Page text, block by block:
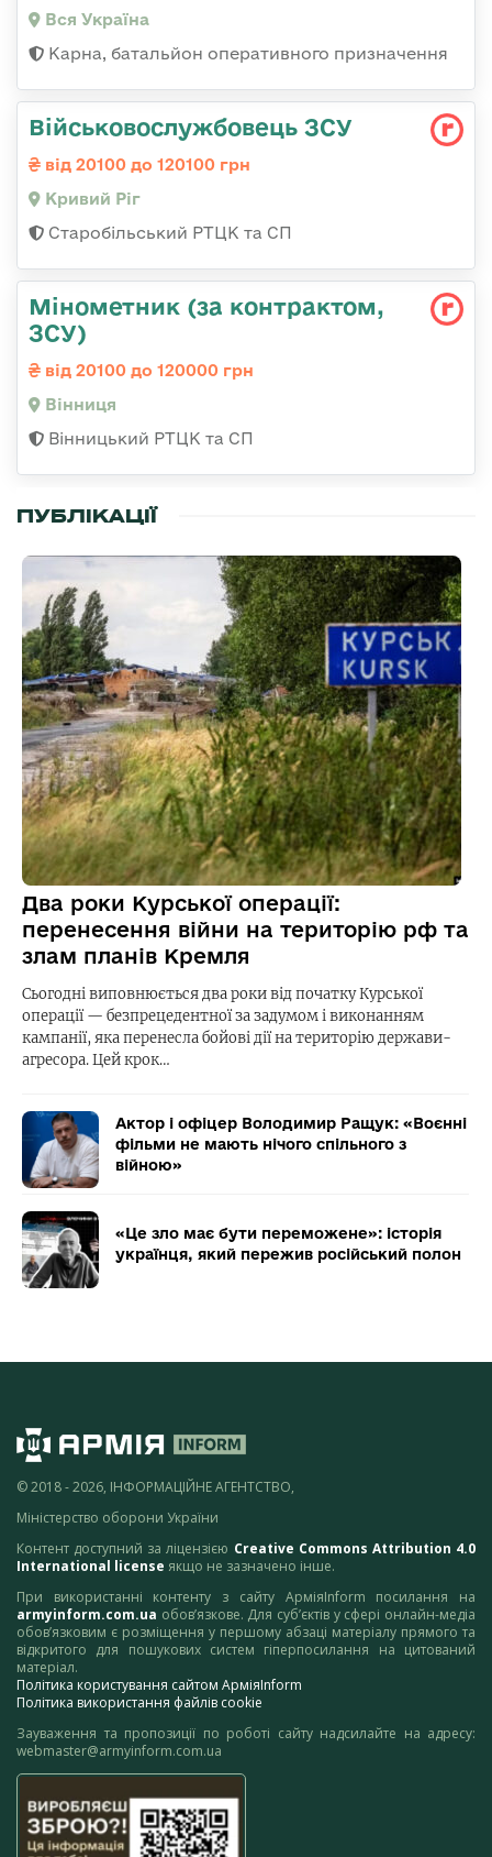
Вся Україна
Карна, батальйон оперативного призначення
Військовослужбовець ЗСУ
від 20100 до 120100 грн
Кривий Ріг
Старобільський РТЦК та СП
Мінометник (за контрактом,
ЗСУ)
від 20100 до 120000 грн
Вінниця
Вінницький РТЦК та СП
ПУБЛІКАЦІЇ
Два роки Курської операції:
перенесення війни на територію рф та
злам планів Кремля
Сьогодні виповнюється два роки від початку Курської
операції — безпрецедентної за задумом і виконанням
кампанії, яка перенесла бойові дії на територію держави-
агресора. Цей крок…
Актор і офіцер Володимир Ращук: «Воєнні
фільми не мають нічого спільного з
війною»
«Це зло має бути переможене»: історія
українця, який пережив російський полон
© 2018 - 2026, ІНФОРМАЦІЙНЕ АГЕНТСТВО,
Міністерство оборони України
Контент доступний за ліцензією Creative Commons Attribution 4.0
International license якщо не зазначено інше.
При використанні контенту з сайту АрміяInform посилання на
armyinform.com.ua обов’язкове. Для суб’єктів у сфері онлайн-медіа
обов’язковим є розміщення у першому абзаці матеріалу прямого та
відкритого для пошукових систем гіперпосилання на цитований
матеріал.
Політика користування сайтом АрміяInform
Політика використання файлів cookie
Зауваження та пропозиції по роботі сайту надсилайте на адресу:
webmaster@armyinform.com.ua